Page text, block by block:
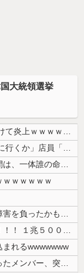
大統領選挙
【悲報】 有吉、一般人に「ド正論」を叩きつけて炎上ｗｗｗｗｗｗｗｗ
【画像】 ワイ「アルファードいいなあ。買いに行くか」店員「ほいっ見積も...
【物議】倉田真由美さん「警官を非難する人間は、一体誰の命を守りたいのか...
ｗｗｗｗｗｗ
【動画】仲間に花火を水平撃ちしようとして障害を負ったかもしれない事故。
【速報】日本製メモリに世界中から注文殺到！！！ １兆５０００億円で工場...
まれるwwwwwww
【悲報】橋本環奈と同じアイドルグループだったメンバー、突然暴露をしだす...